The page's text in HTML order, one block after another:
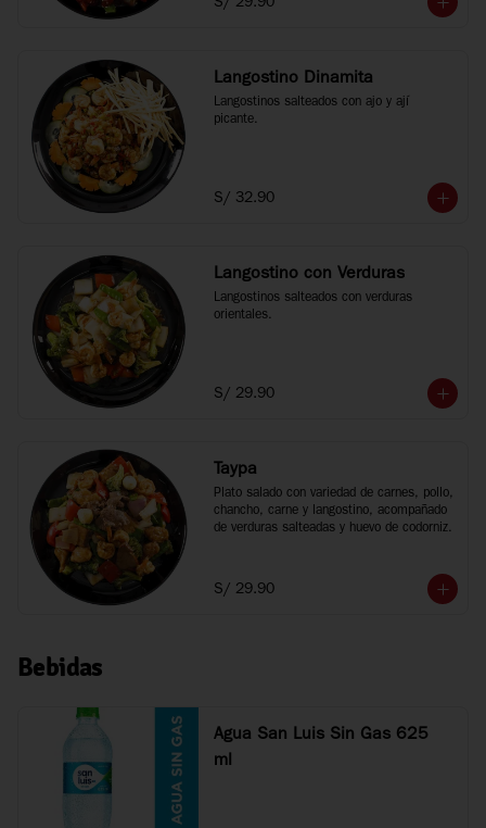
S/ 29.90
Langostino Dinamita
Langostinos salteados con ajo y ají
picante.
S/ 32.90
Langostino con Verduras
Langostinos salteados con verduras
orientales.
S/ 29.90
Taypa
Plato salado con variedad de carnes, pollo,
chancho, carne y langostino, acompañado
de verduras salteadas y huevo de codorniz.
S/ 29.90
Bebidas
Agua San Luis Sin Gas 625
ml